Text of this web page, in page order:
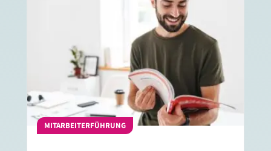
MITARBEITERFÜHRUNG